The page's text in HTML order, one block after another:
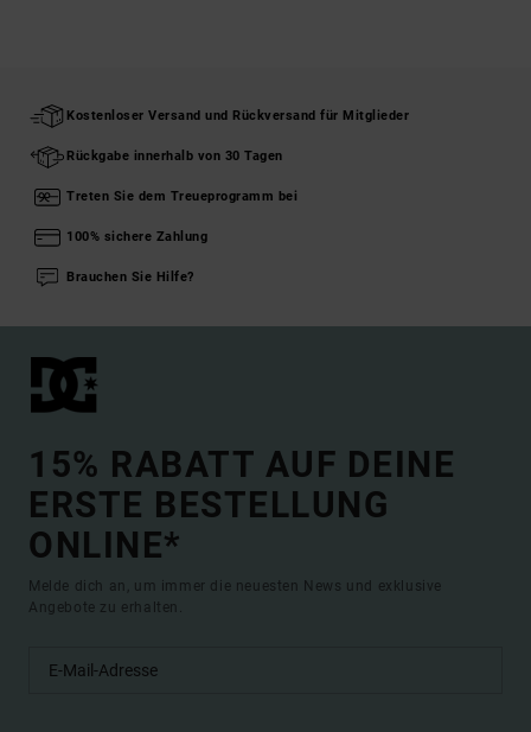
Kostenloser Versand und Rückversand für Mitglieder
Rückgabe innerhalb von 30 Tagen
Treten Sie dem Treueprogramm bei
100% sichere Zahlung
Brauchen Sie Hilfe?
15% RABATT AUF DEINE
ERSTE BESTELLUNG
ONLINE*
Melde dich an, um immer die neuesten News und exklusive
Angebote zu erhalten.